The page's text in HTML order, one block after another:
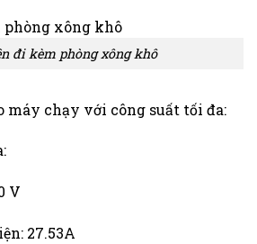
đi kèm phòng xông khô
máy chạy với công suất tối đa:
V
27.53A